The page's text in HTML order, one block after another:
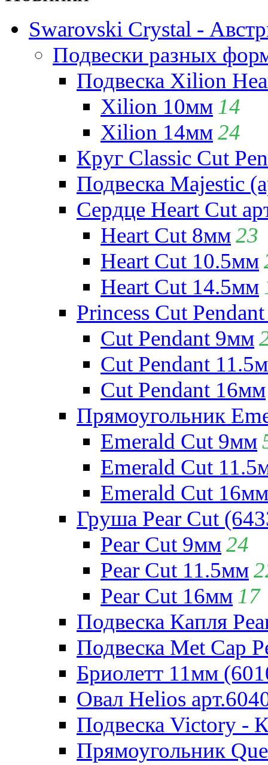
Swarovski Crystal -
Подвески разных
Подвеска Xilion
Xilion 10мм 14
Xilion 14мм24
Круг Classic Cut
Подвеска Majestic
Сердце Heart Cut
Heart Cut 8мм23
Heart Cut 10.5мм
Heart Cut 14.5мм
Princess Cut
Cut Pendant 9мм
Cut Pendant
Cut Pendant 16мм
Прямоугольник
Emerald Cut 9мм
Emerald Cut
Emerald Cut 16мм
Груша Pear Cut
Pear Cut 9мм24
Pear Cut 11.5мм
Pear Cut 16мм 17
Подвеска Капля
Подвеска Met Cap
Бриолетт 11мм
Овал Helios
Подвеска Victory -
Прямоугольник